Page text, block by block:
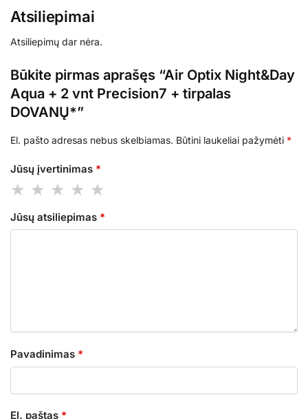
Atsiliepimai
Atsiliepimų dar nėra.
Būkite pirmas aprašęs “Air Optix Night&Day
Aqua + 2 vnt Precision7 + tirpalas
DOVANŲ*”
El. pašto adresas nebus skelbiamas. Būtini laukeliai pažymėti *
Jūsų įvertinimas *
Jūsų atsiliepimas *
Pavadinimas *
El. paštas *